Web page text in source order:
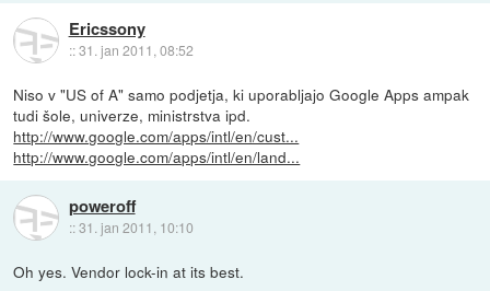
Ericssony
::31. jan 2011, 08:52
Niso v "US of A" samo podjetja, ki uporabljajo Google Apps ampak
tudi šole, univerze, ministrstva ipd.
http://www.google.com/apps/intl/en/cust...
http://www.google.com/apps/intl/en/land...
poweroff
::31. jan 2011, 10:10
Oh yes. Vendor lock-in at its best.